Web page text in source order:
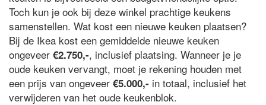
Toch kun je ook bij deze winkel prachtige keukens
samenstellen. Wat kost een nieuwe keuken plaatsen?
Bij de Ikea kost een gemiddelde nieuwe keuken
ongeveer €2.750,-, inclusief plaatsing. Wanneer je je
oude keuken vervangt, moet je rekening houden met
een prijs van ongeveer €5.000,- in totaal, inclusief het
verwijderen van het oude keukenblok.